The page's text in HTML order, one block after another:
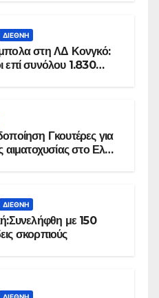
ΔΙΕΘΝΉ
στη ΛΔ Κονγκό:
επί συνόλου 1.830
Γκουτέρες για
αιματοχυσίας στο Ελ
ΔΙΕΘΝΉ
με 150
σκορπιούς
ΔΙΕΘΝΉ